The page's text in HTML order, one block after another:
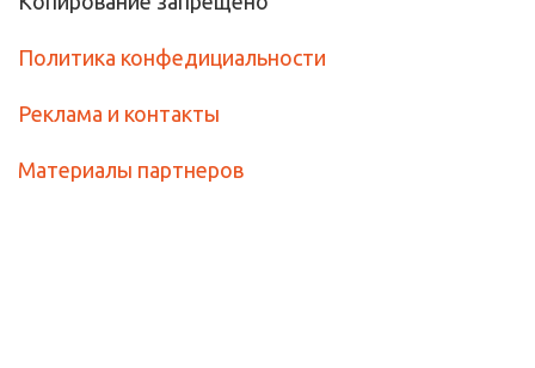
Политика конфедициальности
Реклама и контакты
Материалы партнеров